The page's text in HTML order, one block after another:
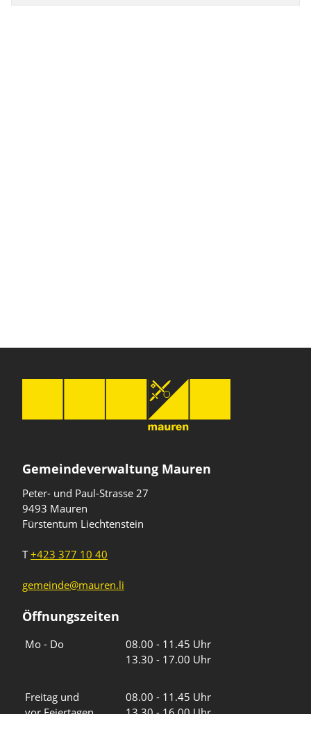
Gemeindeverwaltung Mauren
Peter- und Paul-Strasse 27
9493 Mauren
Fürstentum Liechtenstein
T+423 377 10 40
gemeinde@mauren.li
Öffnungszeiten
Mo - Do
08.00 - 11.45 Uhr
13.30 - 17.00 Uhr
Freitag und
vor Feiertagen
08.00 - 11.45 Uhr
13.30 - 16.00 Uhr